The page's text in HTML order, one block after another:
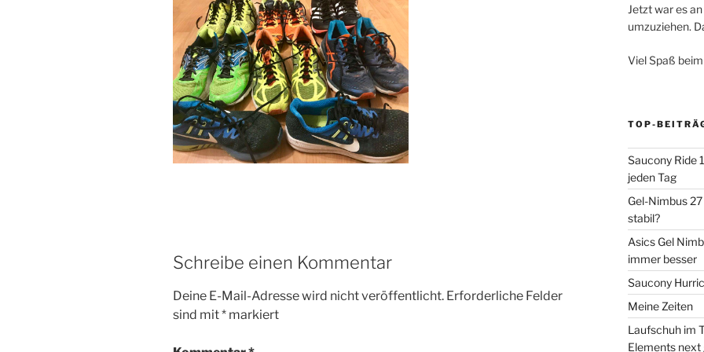
Schreibe einen Kommentar
Deine E-Mail-Adresse wird nicht veröffentlicht. Erforderliche Felder
sind mit* markiert
Jetzt war es
umzuziehen.
Viel Spaß
TOP-
Saucony Ride
jeden Tag
Gel-Nimbus
stabil?
Asics Gel
immer besser
Saucony
Meine Zeiten
Laufschuh im
Elements next